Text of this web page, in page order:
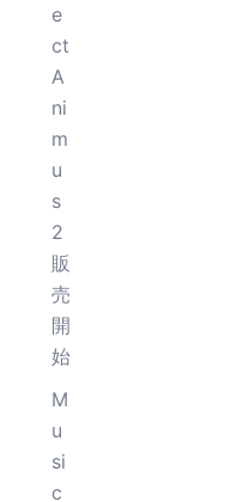
e
ct
A
ni
m
u
s
2
販
売
開
始
M
u
si
c